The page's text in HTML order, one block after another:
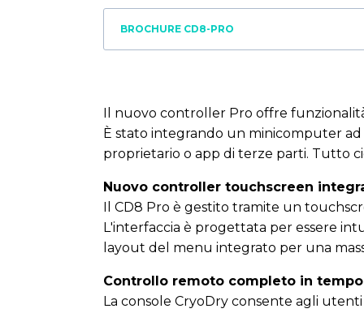
BROCHURE CD8-PRO
Il nuovo controller Pro offre
È stato integrando un minicomputer ad
proprietario o app di terze parti. Tutto
Nuovo controller touchscreen
Il CD8 Pro è gestito tramite un
L'interfaccia è progettata per essere
layout del menu integrato per una
Controllo remoto completo in
La console CryoDry consente agli